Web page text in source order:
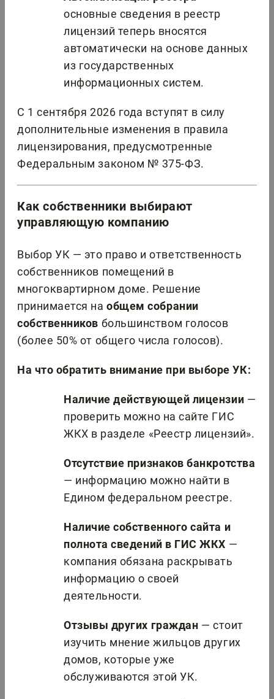
основные сведения в реестр
лицензий теперь вносятся
автоматически на основе данных
из государственных
информационных систем.
С 1 сентября 2026 года вступят в силу
дополнительные изменения в правила
лицензирования, предусмотренные
Федеральным законом № 375-ФЗ.
Как собственники выбирают
управляющую компанию
Выбор УК — это право и ответственность
собственников помещений в
многоквартирном доме. Решение
принимается наобщем собрании
собственников большинством голосов
(более 50% от общего числа голосов).
На что обратить внимание при выборе УК:
Наличие действующей лицензии —
проверить можно на сайте ГИС
ЖКХ в разделе «Реестр лицензий».
Отсутствие признаков банкротства
— информацию можно найти в
Едином федеральном реестре.
Наличие собственного сайта и
полнота сведений в ГИС ЖКХ —
компания обязана раскрывать
информацию о своей
деятельности.
Отзывы других граждан — стоит
изучить мнение жильцов других
домов, которые уже
обслуживаются этой УК.